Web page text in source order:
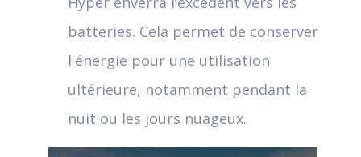
batteries. Cela permet de conserver
l'énergie pour une utilisation
ultérieure, notamment pendant la
nuit ou les jours nuageux.